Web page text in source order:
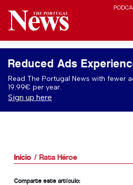
Reduced Ads
Read The Portugal News with fewer
19.99€ per year.
Sign up here
Inicio Rata Héroe
Comparte este artículo: